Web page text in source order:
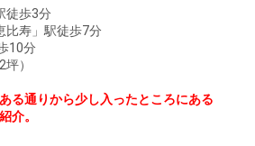
徒歩3分
比寿」駅徒歩7分
10分
）
る通りから少し入ったところにある
介。